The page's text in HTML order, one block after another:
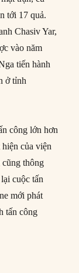
tới 17 quả.
Chasiv Yar,
vào năm
tiến hành
ở tỉnh
công lớn hơn
của viện
thông
cuộc tấn
mới phát
tấn công